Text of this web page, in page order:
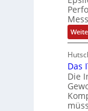
Das
Die